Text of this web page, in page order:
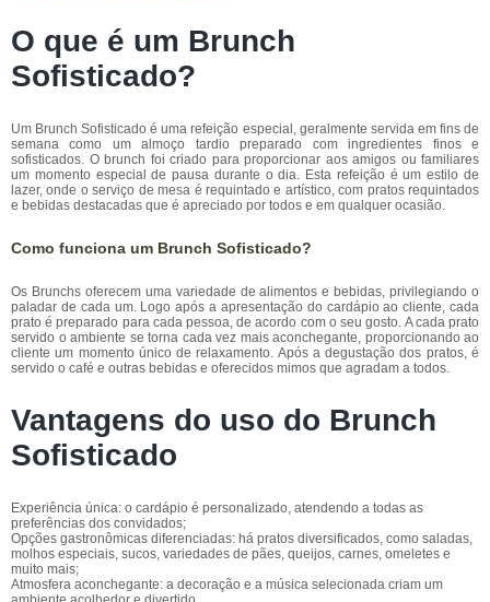
O que é um Brunch
Sofisticado?
Um Brunch Sofisticado é uma refeição especial, geralmente servida em fins de
semana como um almoço tardio preparado com ingredientes finos e
sofisticados. O brunch foi criado para proporcionar aos amigos ou familiares
um momento especial de pausa durante o dia. Esta refeição é um estilo de
lazer, onde o serviço de mesa é requintado e artístico, com pratos requintados
e bebidas destacadas que é apreciado por todos e em qualquer ocasião.
Como funciona um Brunch Sofisticado?
Os Brunchs oferecem uma variedade de alimentos e bebidas, privilegiando o
paladar de cada um. Logo após a apresentação do cardápio ao cliente, cada
prato é preparado para cada pessoa, de acordo com o seu gosto. A cada prato
servido o ambiente se torna cada vez mais aconchegante, proporcionando ao
cliente um momento único de relaxamento. Após a degustação dos pratos, é
servido o café e outras bebidas e oferecidos mimos que agradam a todos.
Vantagens do uso do Brunch
Sofisticado
Experiência única: o cardápio é personalizado, atendendo a todas as
preferências dos convidados;
Opções gastronômicas diferenciadas: há pratos diversificados, como saladas,
molhos especiais, sucos, variedades de pães, queijos, carnes, omeletes e
muito mais;
Atmosfera aconchegante: a decoração e a música selecionada criam um